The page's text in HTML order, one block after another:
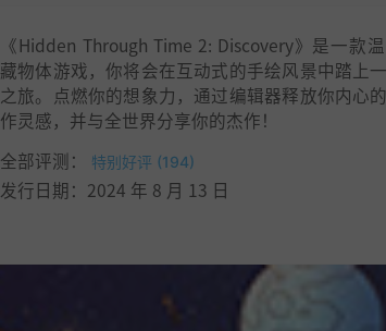
《Hidden Through Time 2: Discovery》是一款
藏物体游戏，你将会在互动式的手绘风景中踏上
之旅。点燃你的想象力，通过编辑器释放你内心
作灵感，并与全世界分享你的杰作！
全部评测：
特别好评 (194)
发行日期：2024 年 8 月 13 日